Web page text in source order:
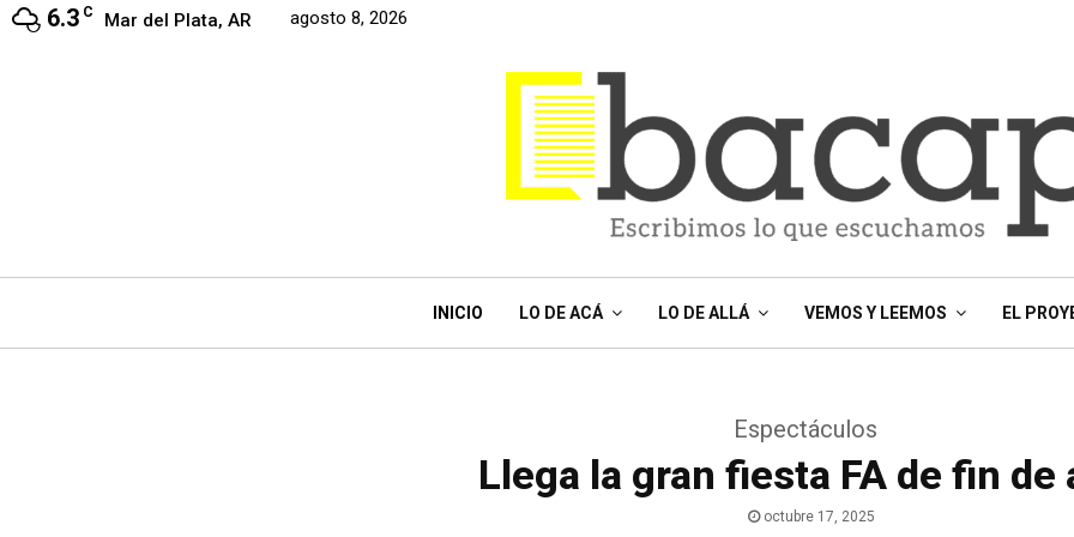
6.3 C Mar del Plata, AR agosto 8, 2026
INICIO LO DE ACÁ LO DE ALLÁ VEMOS Y LEEMOS EL
Espectáculos
Llega la gran fiesta FA de fin de
octubre 17, 2025